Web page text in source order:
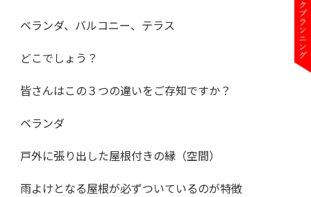
ベランダ、バルコニー、テラス
どこでしょう？
皆さんはこの３つの違いをご存知ですか？
ベランダ
戸外に張り出した屋根付きの縁（空間）
雨よけとなる屋根が必ずついているのが特徴